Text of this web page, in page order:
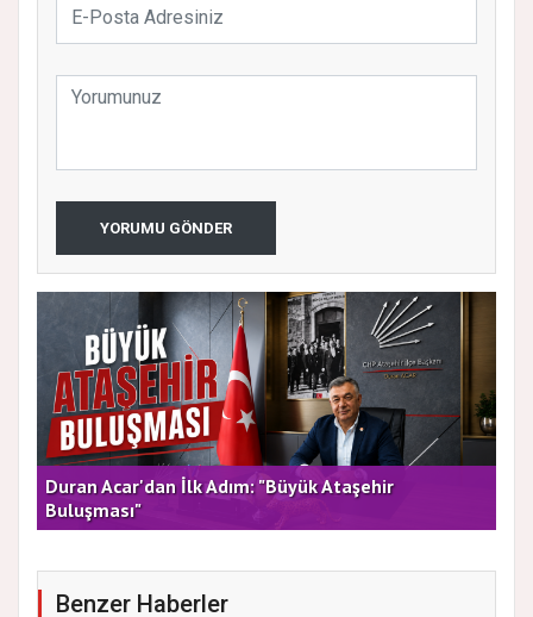
YORUMU GÖNDER
Duran Acar'dan İlk Adım: "Büyük Ataşehir
Buluşması"
Benzer Haberler